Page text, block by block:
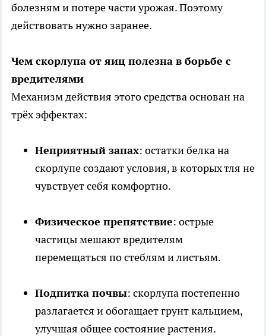
болезням и потере части урожая. Поэтому
действовать нужно заранее.
Чем скорлупа от яиц полезна в борьбе с
вредителями
Механизм действия этого средства основан на
трёх эффектах:
Неприятный запах: остатки белка на
скорлупе создают условия, в которых тля не
чувствует себя комфортно.
Физическое препятствие: острые
частицы мешают вредителям
перемещаться по стеблям и листьям.
Подпитка почвы: скорлупа постепенно
разлагается и обогащает грунт кальцием,
улучшая общее состояние растения.